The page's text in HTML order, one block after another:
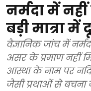
नर्मदा में नहीं
बड़ी मात्रा में
वैज्ञानिक जांच में
असर के प्रमाण नहीं
आस्था के नाम पर
जैसी प्रथाओं से बचना